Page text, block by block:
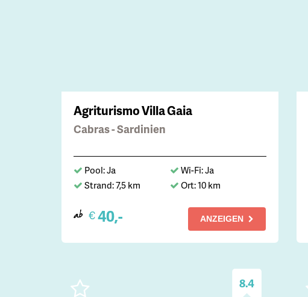
Agriturismo Villa Gaia
Cabras - Sardinien
Pool: Ja
Wi-Fi: Ja
Strand: 7,5 km
Ort: 10 km
ab €40,- ANZEIGEN
8.4